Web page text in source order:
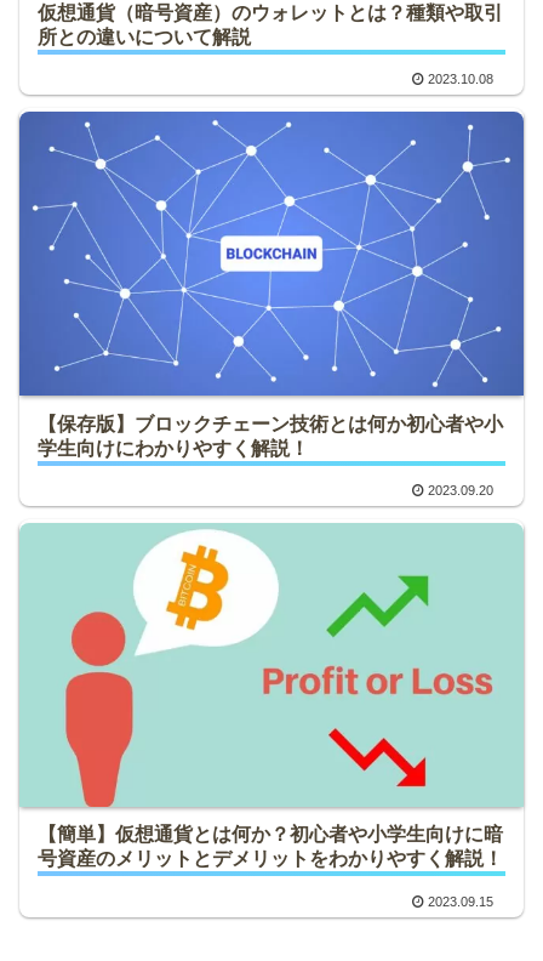
仮想通貨（暗号資産）のウォレットとは？種類や取引
所との違いについて解説
2023.10.08
【保存版】ブロックチェーン技術とは何か初心者や小
学生向けにわかりやすく解説！
2023.09.20
【簡単】仮想通貨とは何か？初心者や小学生向けに暗
号資産のメリットとデメリットをわかりやすく解説！
2023.09.15